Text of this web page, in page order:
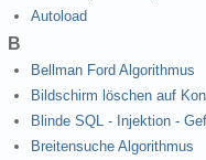
Autoload
B
Bellman Ford Algorithmus
Bildschirm löschen auf
Blinde SQL - Injektion -
Breitensuche Algorithmus